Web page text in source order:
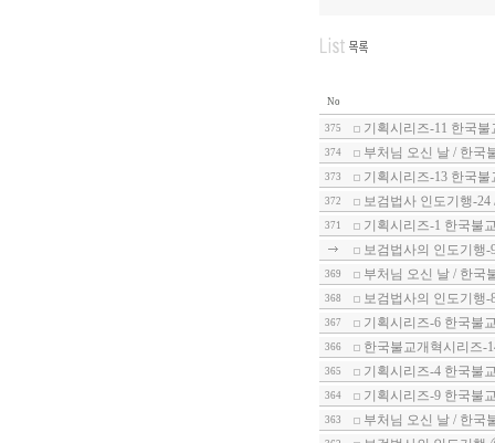
No
375 기획시리즈-11 한국
374 부처님 오신 날 / 한국
373 기획시리즈-13 한국
372 보검법사 인도기행-
371
기획시리즈-1 한국불
보검법사의 인도기행
369 부처님 오신 날 / 한국
368 보검법사의 인도기행
367 기획시리즈-6 한국불
366 한국불교개혁시리즈-
365 기획시리즈-4 한국불
364 기획시리즈-9 한국불
363 부처님 오신 날 / 한국